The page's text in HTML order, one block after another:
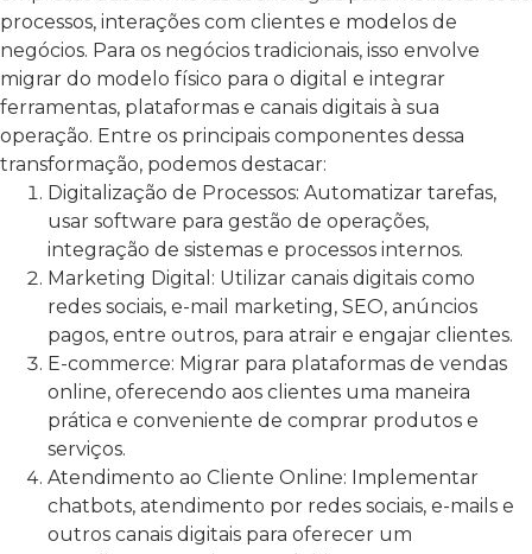
processos, interações com clientes e modelos de
negócios. Para os negócios tradicionais, isso envolve
migrar do modelo físico para o digital e integrar
ferramentas, plataformas e canais digitais à sua
operação. Entre os principais componentes dessa
transformação, podemos destacar:
Digitalização de Processos: Automatizar tarefas,
usar software para gestão de operações,
integração de sistemas e processos internos.
Marketing Digital: Utilizar canais digitais como
redes sociais, e-mail marketing, SEO, anúncios
pagos, entre outros, para atrair e engajar clientes.
E-commerce: Migrar para plataformas de vendas
online, oferecendo aos clientes uma maneira
prática e conveniente de comprar produtos e
serviços.
Atendimento ao Cliente Online: Implementar
chatbots, atendimento por redes sociais, e-mails e
outros canais digitais para oferecer um